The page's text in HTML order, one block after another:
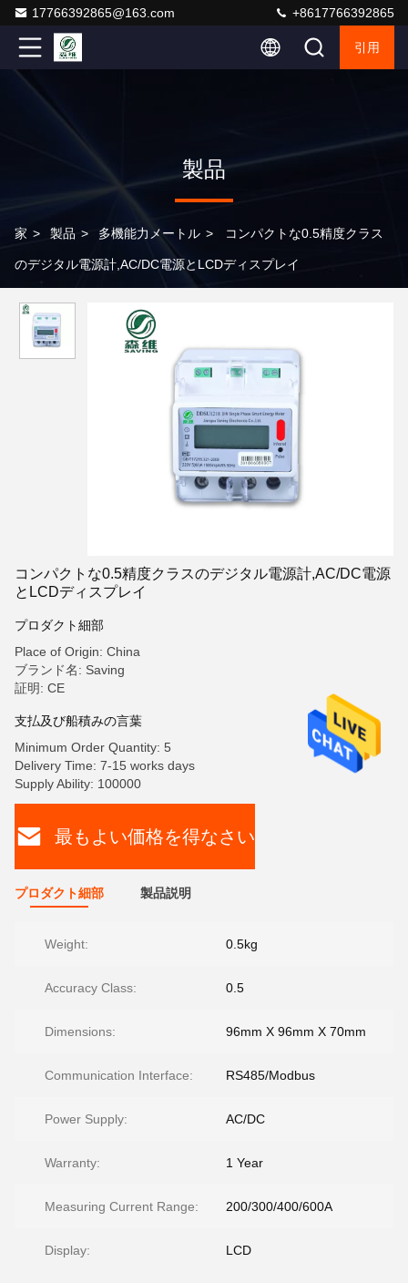
17766392865@163.com +8617766392865
引用
製品
家 > 製品 > 多機能力メートル > コンパクトな0.5精度クラス
のデジタル電源計,AC/DC電源とLCDディスプレイ
コンパクトな0.5精度クラスのデジタル電源計,AC/DC電源
とLCDディスプレイ
プロダクト細部
Place of Origin: China
ブランド名: Saving
証明: CE
支払及び船積みの言葉
Minimum Order Quantity: 5
Delivery Time: 7-15 works days
Supply Ability: 100000
最もよい価格を得なさい
プロダクト細部 製品説明
Weight: 0.5kg
Accuracy Class: 0.5
Dimensions: 96mm X 96mm X 70mm
Communication Interface: RS485/Modbus
Power Supply: AC/DC
Warranty: 1 Year
Measuring Current Range: 200/300/400/600A
Display: LCD